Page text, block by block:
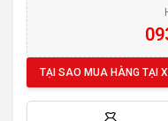
TẠI SAO MUA HÀNG TẠI